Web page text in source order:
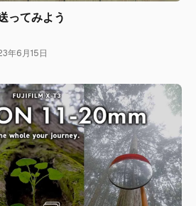
ってみよう
年6月15日